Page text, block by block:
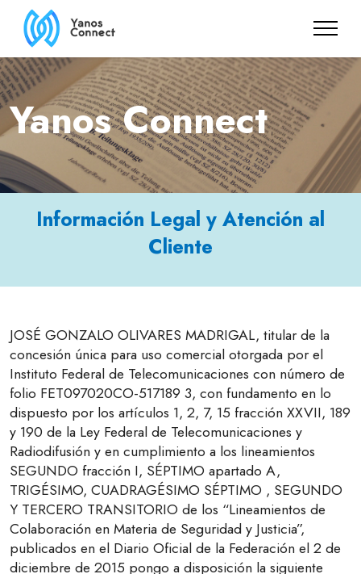
Yanos Connect
Información Legal y Atención al
Cliente
JOSÉ GONZALO OLIVARES MADRIGAL, titular de la
concesión única para uso comercial otorgada por el
Instituto Federal de Telecomunicaciones con número de
folio FET097020CO-517189 3, con fundamento en lo
dispuesto por los artículos 1, 2, 7, 15 fracción XXVII, 189
y 190 de la Ley Federal de Telecomunicaciones y
Radiodifusión y en cumplimiento a los lineamientos
SEGUNDO fracción I, SÉPTIMO apartado A,
TRIGÉSIMO, CUADRAGÉSIMO SÉPTIMO , SEGUNDO
Y TERCERO TRANSITORIO de los “Lineamientos de
Colaboración en Materia de Seguridad y Justicia”,
publicados en el Diario Oficial de la Federación el 2 de
diciembre de 2015 pongo a disposición la siguiente